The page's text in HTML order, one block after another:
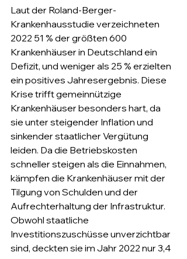
Laut der Roland-Berger-
Krankenhausstudie verzeichneten
2022 51 % der größten 600
Krankenhäuser in Deutschland ein
Defizit, und weniger als 25 % erzielten
ein positives Jahresergebnis. Diese
Krise trifft gemeinnützige
Krankenhäuser besonders hart, da
sie unter steigender Inflation und
sinkender staatlicher Vergütung
leiden. Da die Betriebskosten
schneller steigen als die Einnahmen,
kämpfen die Krankenhäuser mit der
Tilgung von Schulden und der
Aufrechterhaltung der Infrastruktur.
Obwohl staatliche
Investitionszuschüsse unverzichtbar
sind, deckten sie im Jahr 2022 nur 3,4